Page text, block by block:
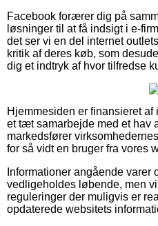
Facebook forærer dig på
løsninger til at få indsigt i e-
det ser vi en del internet
kritik af deres køb, som
dig et indtryk af hvor tilfredse
Hjemmesiden er finansieret
et tæt samarbejde med et hav
markedsfører
for så vidt en bruger fra vores
Informationer angående varer
vedligeholdes løbende, men
reguleringer der muligvis er
opdaterede websitets